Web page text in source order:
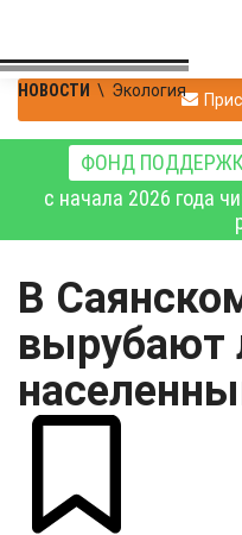
НОВОСТИ \ Экология
ФОНД
с начала 2026 года
В
вырубают